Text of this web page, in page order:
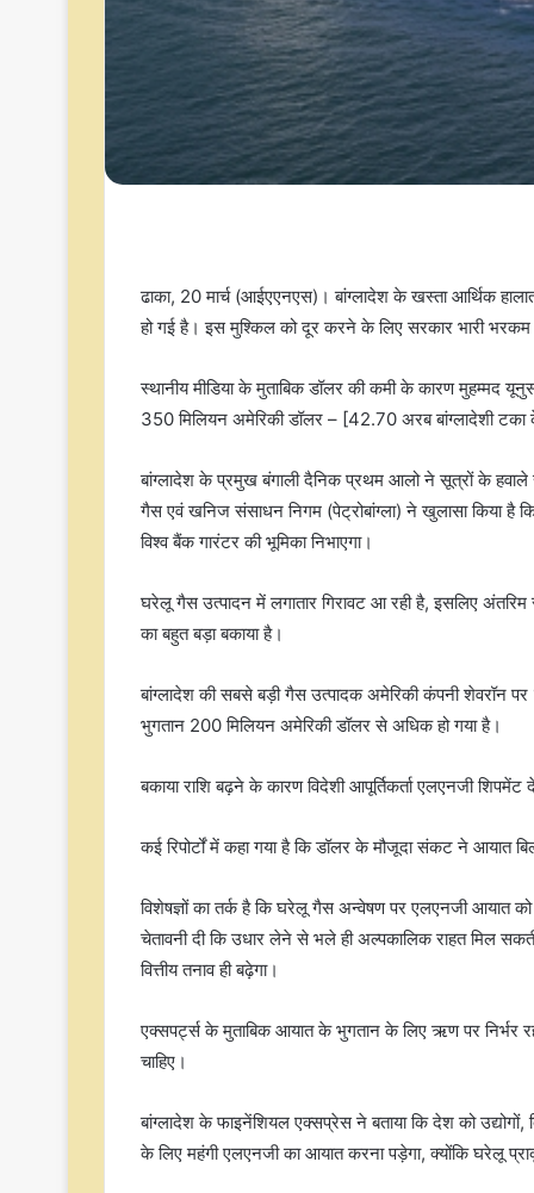
ढाका, 20 मार्च (आईएएनएस)। बांग्लादेश के खस्ता आर्थिक
हो गई है। इस मुश्किल को दूर करने के लिए सरकार भारी भरकम
स्थानीय मीडिया के मुताबिक डॉलर की कमी के कारण मुहम्मद
350 मिलियन अमेरिकी डॉलर – [42.70 अरब बांग्लादेशी
बांग्लादेश के प्रमुख बंगाली दैनिक प्रथम आलो ने सूत्रों के
गैस एवं खनिज संसाधन निगम (पेट्रोबांग्ला) ने खुलासा किया है
विश्व बैंक गारंटर की भूमिका निभाएगा।
घरेलू गैस उत्पादन में लगातार गिरावट आ रही है, इसलिए
का बहुत बड़ा बकाया है।
बांग्लादेश की सबसे बड़ी गैस उत्पादक अमेरिकी कंपनी शेवरॉन
भुगतान 200 मिलियन अमेरिकी डॉलर से अधिक हो गया है।
बकाया राशि बढ़ने के कारण विदेशी आपूर्तिकर्ता एलएनजी शिपमेंट
कई रिपोर्टों में कहा गया है कि डॉलर के मौजूदा संकट ने आयात
विशेषज्ञों का तर्क है कि घरेलू गैस अन्वेषण पर एलएनजी आयात
चेतावनी दी कि उधार लेने से भले ही अल्पकालिक राहत मिल
वित्तीय तनाव ही बढ़ेगा।
एक्सपर्ट्स के मुताबिक आयात के भुगतान के लिए ऋण पर निर्भर
चाहिए।
बांग्लादेश के फाइनेंशियल एक्सप्रेस ने बताया कि देश को
के लिए महंगी एलएनजी का आयात करना पड़ेगा, क्योंकि घरेलू